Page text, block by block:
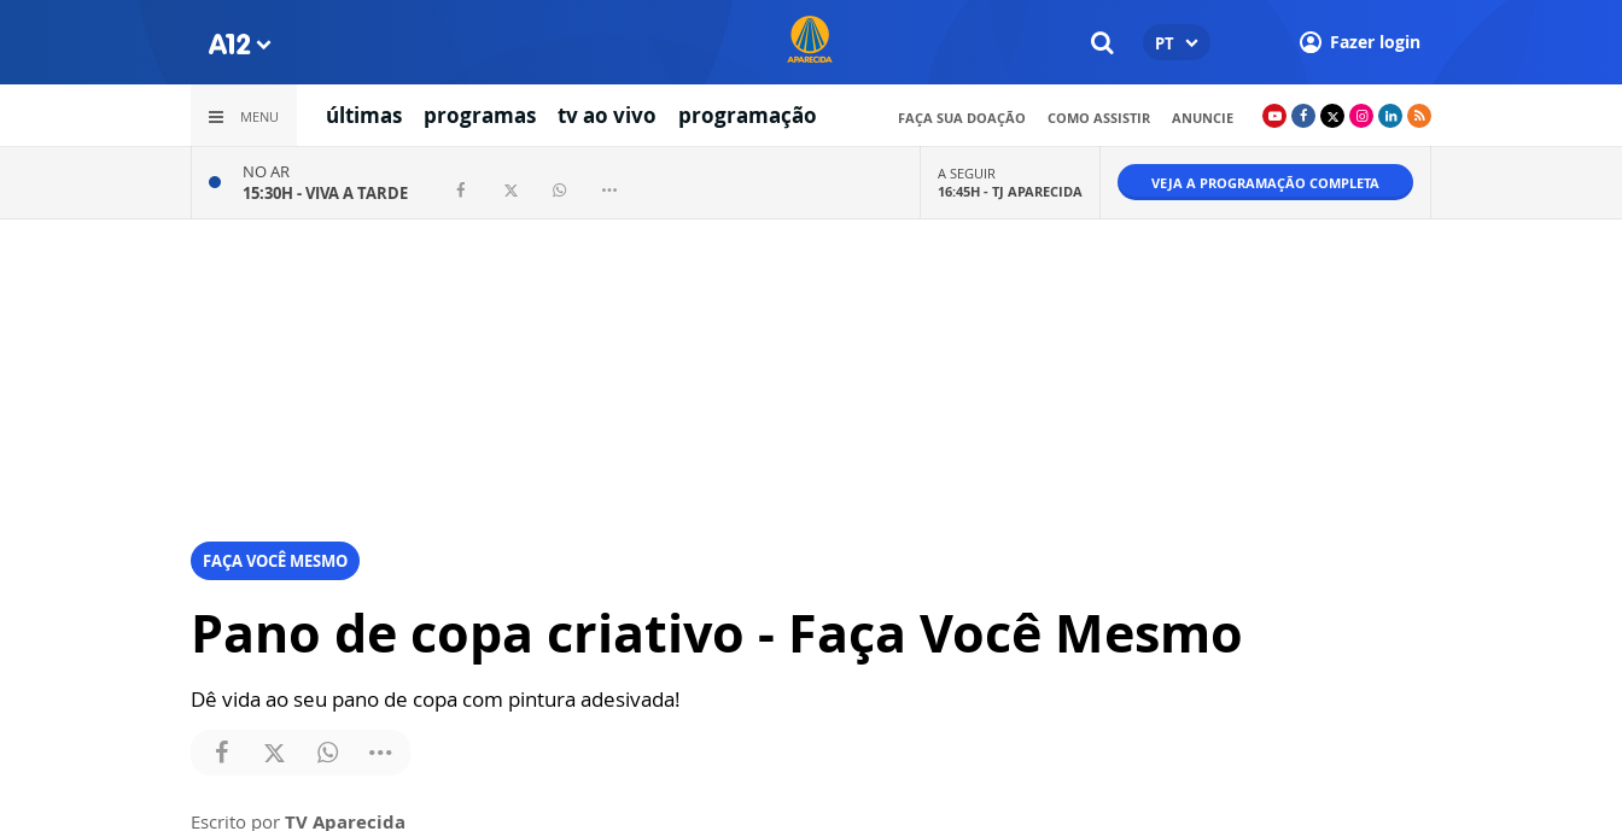
PT Fazer login
MENU últimas programas tv ao vivo programação FAÇA SUA DOAÇÃO COMO ASSISTIR ANUNCIE
NO AR
15:30H -VIVA A TARDE
A SEGUIR
16:45H - TJ APARECIDA VEJA A PROGRAMAÇÃO COMPLETA
FAÇA VOCÊ MESMO
Pano de copa criativo - Faça Você Mesmo
Dê vida ao seu pano de copa com pintura adesivada!
Escrito por TV Aparecida